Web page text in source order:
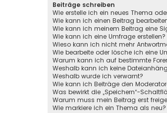
Beiträge schreiben
Wie erstelle ich ein neues Thema
Wie kann ich einen Beitrag
Wie kann ich meinem Beitrag eine
Wie kann ich eine Umfrage erstellen?
Wieso kann ich nicht mehr
Wie bearbeite oder lösche ich eine
Warum kann ich auf bestimmte
Weshalb kann ich keine
Weshalb wurde ich verwarnt?
Wie kann ich Beiträge den
Was bewirkt die „Speichern“-
Warum muss mein Beitrag erst
Wie markiere ich ein Thema als neu?